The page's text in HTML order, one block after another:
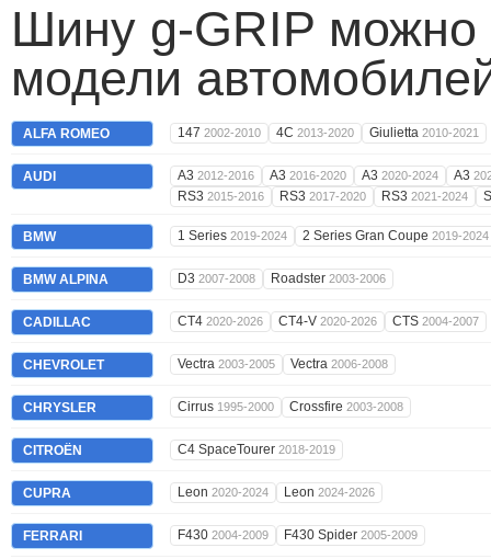
Шину g-GRIP можно
модели
ALFA ROMEO 147 2002-2010 4C 2013-2020 Giulietta 2010-2021
AUDI A3 2012-2016 A3 2016-2020 A3 2020-2024 A3
RS3 2015-2016 RS3 2017-2020 RS3 2021-2024
BMW 1 Series 2019-2024 2 Series Gran Coupe 2019-2024
BMW ALPINA D3 2007-2008 Roadster 2003-2006
CADILLAC CT4 2020-2026 CT4-V 2020-2026 CTS 2004-2007
CHEVROLET Vectra 2003-2005 Vectra 2006-2008
CHRYSLER Cirrus 1995-2000 Crossfire 2003-2008
CITROËN C4 SpaceTourer 2018-2019
CUPRA Leon 2020-2024 Leon 2024-2026
FERRARI F430 2004-2009 F430 Spider 2005-2009